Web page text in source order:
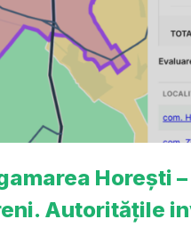
Horești –
Autoritățile